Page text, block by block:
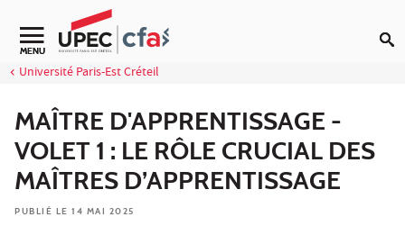
Aller au contenu
Navigation secondaire
MENU
Université Paris-Est Créteil
MAÎTRE D'APPRENTISSAGE -
VOLET 1 : LE RÔLE CRUCIAL DES
MAÎTRES D’APPRENTISSAGE
PUBLIÉ LE 14 MAI 2025